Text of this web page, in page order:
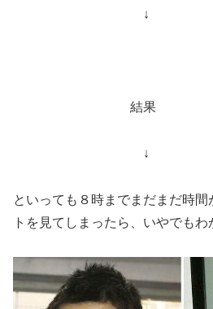
↓
結果
↓
といっても８時までまだまだ時
トを見てしまったら、いやでもわ